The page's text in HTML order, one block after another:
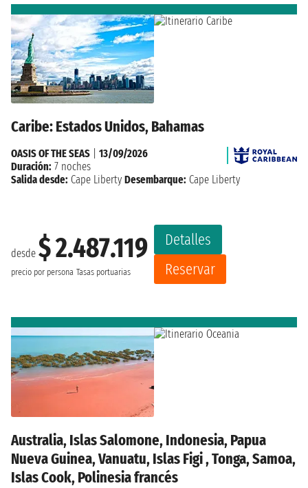
Caribe: Estados Unidos, Bahamas
desde $ 2.487.119
precio por persona Tasas portuarias
Detalles
Reservar
OASIS OF THE SEAS
13/09/2026
Duración: 7 noches
Salida desde: Cape Liberty Desembarque: Cape Liberty
Australia, Islas Salomone, Indonesia, Papua
Nueva Guinea, Vanuatu, Islas Figi , Tonga, Samoa,
Islas Cook, Polinesia francés